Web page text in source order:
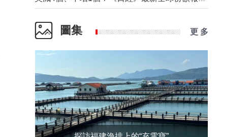
圖集 更 多